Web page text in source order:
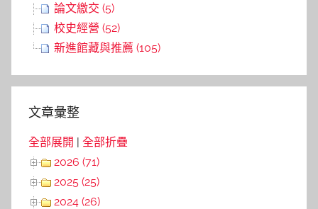
論文繳交 (5)
校史經營 (52)
新進館藏與推薦 (105)
文章彙整
全部展開 | 全部折疊
2026 (71)
2025 (25)
2024 (26)